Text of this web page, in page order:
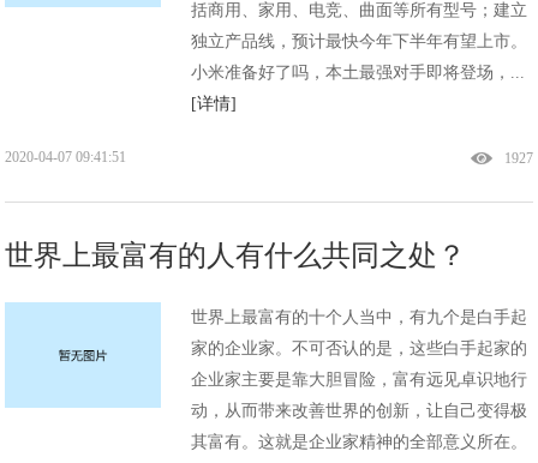
括商用、家用、电竞、曲面等所有型号；建立
独立产品线，预计最快今年下半年有望上市。
小米准备好了吗，本土最强对手即将登场，...
[详情]
1927
2020-04-07 09:41:51
世界上最富有的人有什么共同之处？
世界上最富有的十个人当中，有九个是白手起
家的企业家。不可否认的是，这些白手起家的
企业家主要是靠大胆冒险，富有远见卓识地行
动，从而带来改善世界的创新，让自己变得极
其富有。这就是企业家精神的全部意义所在。